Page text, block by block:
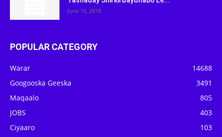
June 10, 2018
POPULAR CATEGORY
Warar
14688
Googooska Geeska
3491
Maqaalo
805
JOBS
403
Ciyaaro
103